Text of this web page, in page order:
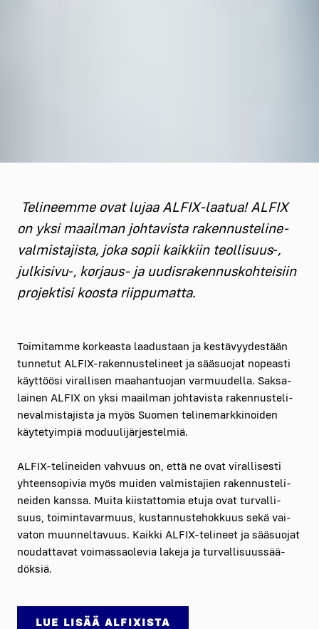
Teli­neem­me ovat lujaa ALFIX-laa­tua! ALFIX
on yksi maa­il­man joh­ta­vis­ta raken­nus­te­li­ne­
val­mis­ta­jis­ta, joka sopii kaik­kiin teollisuus‑,
julkisivu‑, kor­jaus- ja uudis­ra­ken­nus­koh­tei­siin
pro­jek­ti­si koos­ta riip­pu­mat­ta.
Toi­mi­tam­me kor­keas­ta laa­dus­taan ja kes­tä­vyy­des­tään
tun­ne­tut ALFIX-raken­nus­te­li­neet ja sää­suo­jat nopeas­ti
käyt­töö­si viral­li­sen maa­han­tuo­jan var­muu­del­la. Sak­sa­
lai­nen ALFIX on yksi maa­il­man joh­ta­vis­ta raken­nus­te­li­
ne­val­mis­ta­jis­ta ja myös Suo­men teli­ne­mark­ki­noi­den
käy­te­tyim­piä moduu­li­jär­jes­tel­miä.
ALFIX-teli­nei­den vah­vuus on, että ne ovat viral­li­ses­ti
yhteen­so­pi­via myös mui­den val­mis­ta­jien raken­nus­te­li­
nei­den kans­sa. Mui­ta kiis­tat­to­mia etu­ja ovat tur­val­li­
suus, toi­min­ta­var­muus, kus­tan­nus­te­hok­kuus sekä vai­
va­ton muun­nel­ta­vuus. Kaik­ki ALFIX-teli­neet ja sää­suo­jat
nou­dat­ta­vat voi­mas­sao­le­via lake­ja ja tur­val­li­suus­sää­
dök­siä.
LUE LISÄÄ ALFIXIS­TA